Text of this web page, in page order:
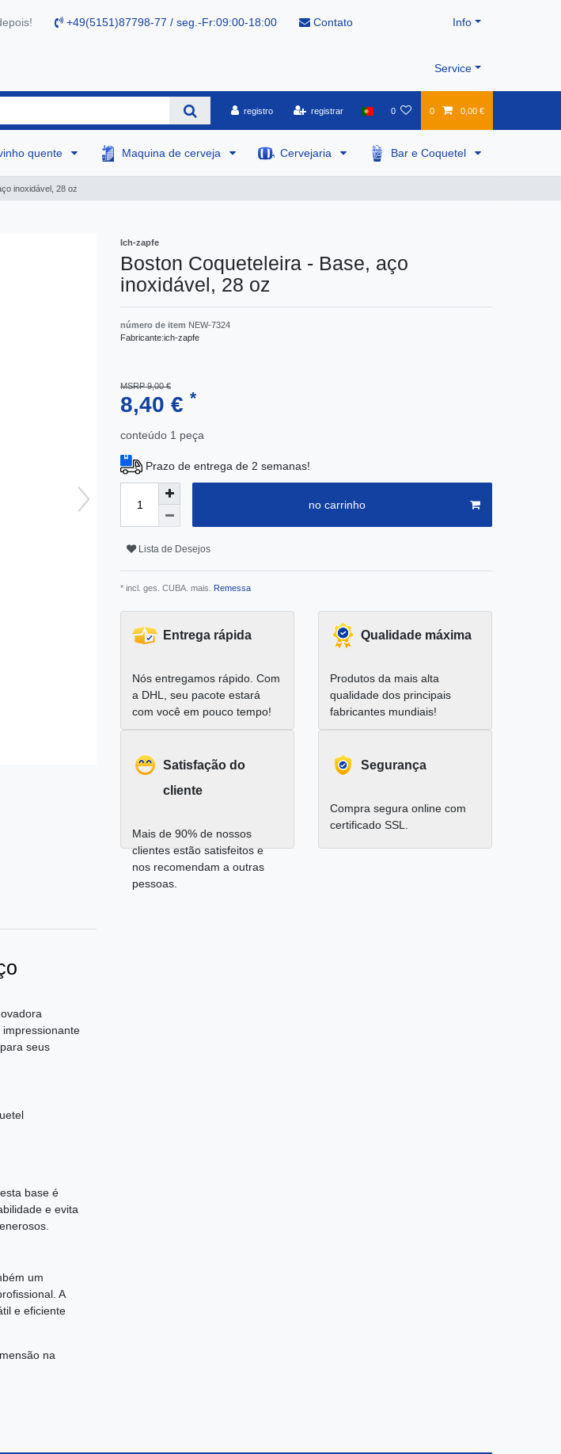
+49(5151)87798-77 / seg.-Fr:09:00-18:00 Contato Info
Service
registro registrar 0 0 0,00 €
quente Maquina de cerveja Cervejaria Bar e Coquetel
inoxidável, 28 oz
seus
base é
e evita
um
A
e eficiente
na
Ich-zapfe
Boston Coqueteleira - Base, aço
inoxidável, 28 oz
número de item NEW-7324
Fabricante:ich-zapfe
MSRP 9,00 €
8,40 € *
conteúdo 1 peça
Prazo de entrega de 2 semanas!
no carrinho
Lista de Desejos
* incl. ges. CUBA. mais. Remessa
Entrega rápida
Nós entregamos rápido. Com
a DHL, seu pacote estará
com você em pouco tempo!
Qualidade máxima
Produtos da mais alta
qualidade dos principais
fabricantes mundiais!
Satisfação do
cliente
Mais de 90% de nossos
clientes estão satisfeitos e
nos recomendam a outras
pessoas.
Segurança
Compra segura online com
certificado SSL.